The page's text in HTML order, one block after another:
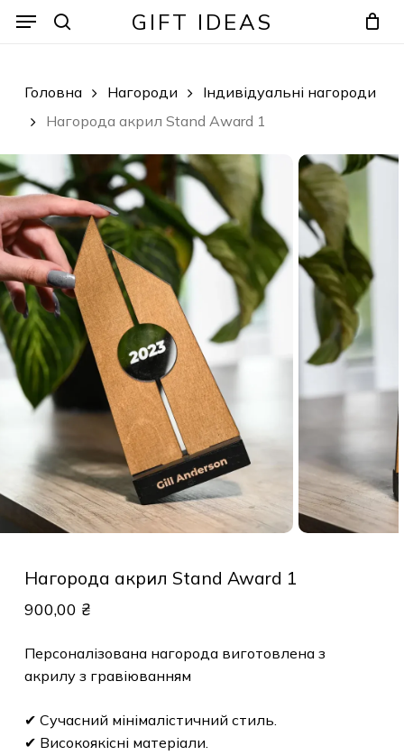
GIFT IDEAS
Menu
Головна Нагороди
Індивідуальні нагороди
Нагорода акрил Stand Award 1
Нагорода акрил Stand Award 1
900,00 ₴
Персоналізована нагорода виготовлена з
акрилу з гравіюванням
✔ Сучасний мінімалістичний стиль.
✔ Високоякісні матеріали.
Menu